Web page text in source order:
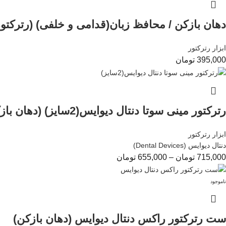
دهان بازکن / محافظ زبان(قدامی و خلفی)
ابزار رترکتور
395,000 تومان
رترکتور مینی سوتا دنتال دیوایس(2سایز) (دهان بازکن)
ابزار رترکتور
دنتال دیوایس (Dental Devices)
715,000 تومان –
655,000 تومان
ناموجود
ست رترکتور راکس دنتال دیوایس (دهان بازکن)